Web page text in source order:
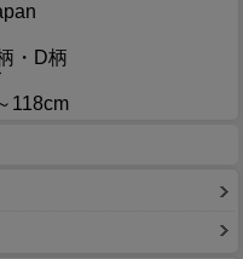
・D柄
118cm